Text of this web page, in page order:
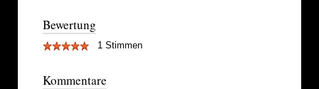
Bewertung
1 Stimmen
Kommentare